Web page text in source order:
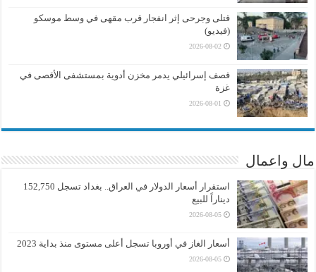
قتلى وجرحى إثر انفجار قرب مقهى في وسط موسكو
(فيديو)
2026-08-02
قصف إسرائيلي يدمر مخزن أدوية بمستشفى الأقصى في
غزة
2026-08-01
مال واعمال
استقرار أسعار الدولار في العراق.. بغداد تسجل 152,750
ديناراً للبيع
2026-08-05
أسعار الغاز في أوروبا تسجل أعلى مستوى منذ بداية 2023
2026-08-05